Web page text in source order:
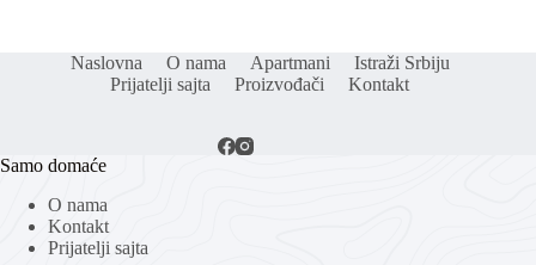
Naslovna O nama Apartmani
Istraži Srbiju
Prijatelji sajta
Proizvođači Kontakt
Samo domaće
O nama
Kontakt
Prijatelji sajta